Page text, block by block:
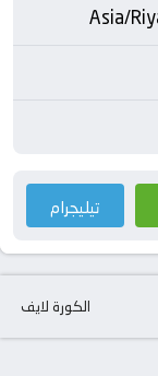
تيليجرام
الكورة لايف